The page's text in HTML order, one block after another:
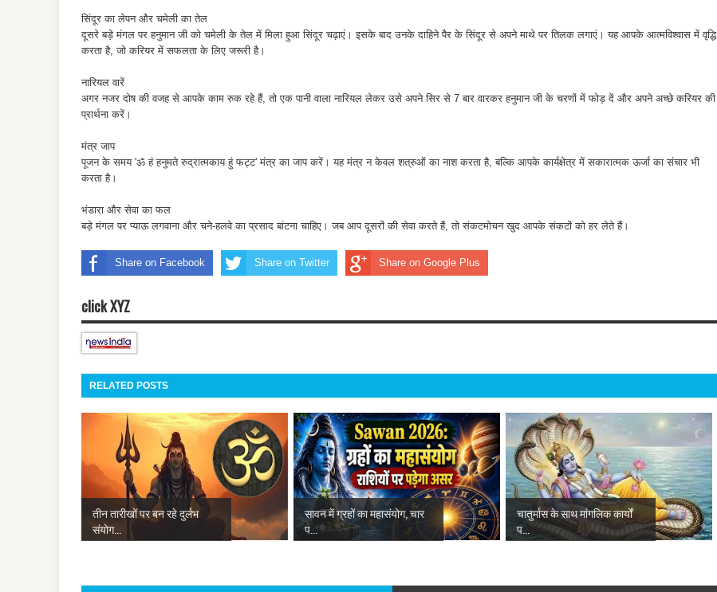
सिंदूर का लेपन और चमेली का तेल
दूसरे बड़े मंगल पर हनुमान जी को चमेली के तेल में मिला हुआ सिंदूर चढ़ाएं। इसके बाद उनके दाहिने पैर के सिंदूर से अपने माथे पर तिलक लगाएं। यह आपके आत्मविश्वास में वृद्धि
करता है, जो करियर में सफलता के लिए जरूरी है।
नारियल वारें
अगर नजर दोष की वजह से आपके काम रुक रहे हैं, तो एक पानी वाला नारियल लेकर उसे अपने सिर से 7 बार वारकर हनुमान जी के चरणों में फोड़ दें और अपने अच्छे करियर की
प्रार्थना करें।
मंत्र जाप
पूजन के समय 'ॐ हं हनुमते रुद्रात्मकाय हुं फट्ट' मंत्र का जाप करें। यह मंत्र न केवल शत्रुओं का नाश करता है, बल्कि आपके कार्यक्षेत्र में सकारात्मक ऊर्जा का संचार भी
करता है।
भंडारा और सेवा का फल
बड़े मंगल पर प्याऊ लगवाना और चने-हलवे का प्रसाद बांटना चाहिए। जब आप दूसरों की सेवा करते हैं, तो संकटमोचन खुद आपके संकटों को हर लेते हैं।
Share on Facebook Share on Twitter Share on Google Plus
click XYZ
RELATED POSTS
तीन तारीखों पर बन रहे दुर्लभ
संयोग...
सावन में ग्रहों का महासंयोग, चार
प...
चातुर्मास के साथ मांगलिक कार्यों
प...